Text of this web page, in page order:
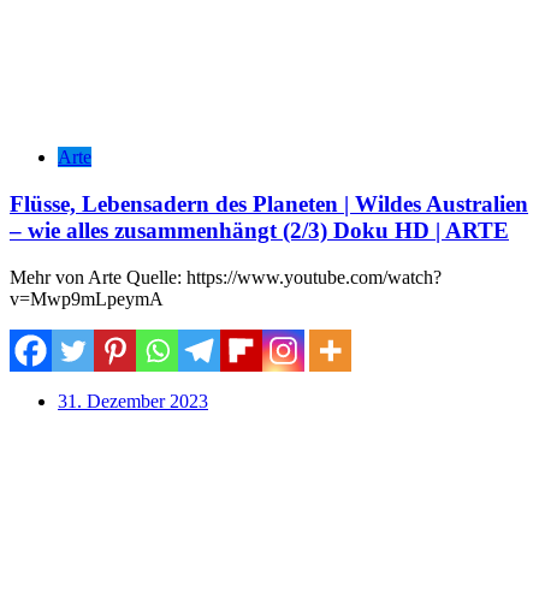
Arte
Flüsse, Lebensadern des Planeten | Wildes Australien
– wie alles zusammenhängt (2/3) Doku HD | ARTE
Mehr von Arte Quelle: https://www.youtube.com/watch?
v=Mwp9mLpeymA
31. Dezember 2023